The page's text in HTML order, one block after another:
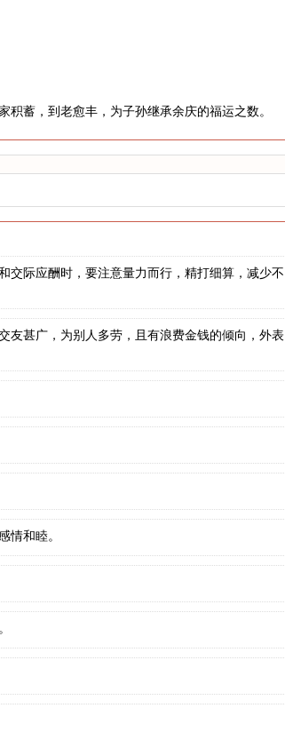
蓄，到老愈丰，为子孙继承余庆的福运之数。
交际应酬时，要注意量力而行，精打细算，减少不
友甚广，为别人多劳，且有浪费金钱的倾向，外表
情和睦。